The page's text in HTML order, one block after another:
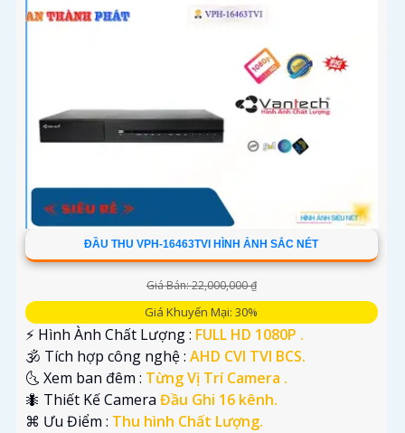
ĐẦU THU VPH-16463TVI HÌNH ẢNH SẮC NÉT
Giá Bán: 22,000,000 ₫
Giá Khuyến Mại: 30%
️⚡ Hình Ành Chất Lượng : FULL HD 1080P .
🕉️ Tích hợp công nghệ : AHD CVI TVI BCS.
🌜 Xem ban đêm : Từng Vị Trí Camera .
🐜 Thiết Kế Camera Đầu Ghi 16 kênh.
️⌘ Ưu Điểm : Thu hình Chất Lượng.